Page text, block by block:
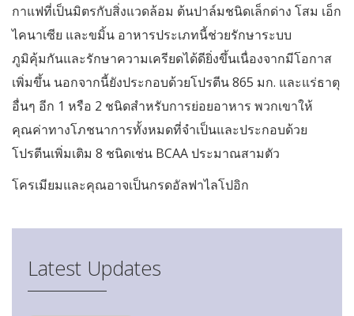
กาแฟที่เป็นมิตรกับสิ่งแวดล้อม ต้นปาล์มชนิดเล็กด่าง โสม เอ็ก
ไคนาเซีย และขมิ้น อาหารประเภทนี้ช่วยรักษาระบบ
ภูมิคุ้มกันและรักษาความเครียดได้ดียิ่งขึ้นเนื่องจากมีโอกาส
เพิ่มขึ้น นอกจากนี้ยังประกอบด้วยโปรตีน 865 มก. และแร่ธาตุ
อื่นๆ อีก 1 หรือ 2 ชนิดสำหรับการย่อยอาหาร พวกเขาให้
คุณค่าทางโภชนาการทั้งหมดที่จำเป็นและประกอบด้วย
โปรตีนเพิ่มเติม 8 ชนิดเช่น BCAA ประมาณสามตัว
โครเมียมและคุณอาจเป็นกรดอัลฟาไลโปอิก
Latest Updates